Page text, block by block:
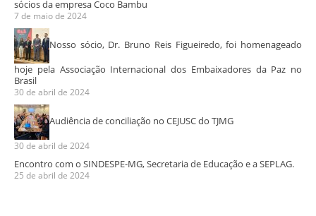
sócios da empresa Coco Bambu
7 de maio de 2024
Nosso sócio, Dr. Bruno Reis Figueiredo, foi homenageado
hoje pela Associação Internacional dos Embaixadores da Paz no
Brasil
30 de abril de 2024
Audiência de conciliação no CEJUSC do TJMG
30 de abril de 2024
Encontro com o SINDESPE-MG, Secretaria de Educação e a SEPLAG.
25 de abril de 2024